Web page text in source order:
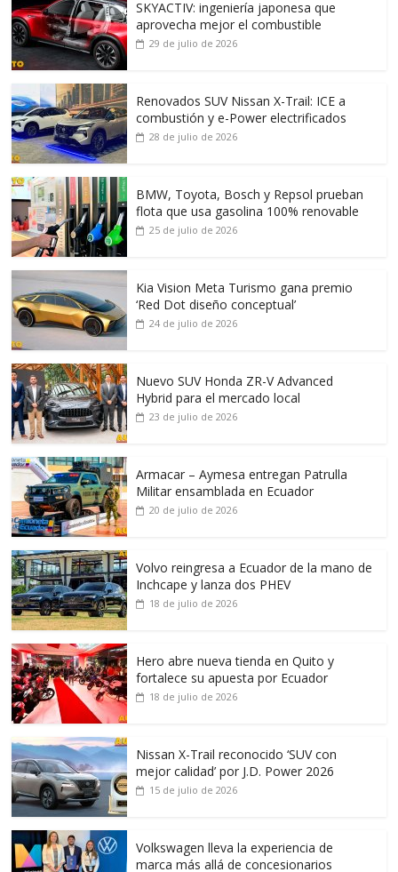
SKYACTIV: ingeniería japonesa que
aprovecha mejor el combustible
29 de julio de 2026
Renovados SUV Nissan X-Trail: ICE a
combustión y e-Power electrificados
28 de julio de 2026
BMW, Toyota, Bosch y Repsol prueban
flota que usa gasolina 100% renovable
25 de julio de 2026
Kia Vision Meta Turismo gana premio
‘Red Dot diseño conceptual’
24 de julio de 2026
Nuevo SUV Honda ZR-V Advanced
Hybrid para el mercado local
23 de julio de 2026
Armacar – Aymesa entregan Patrulla
Militar ensamblada en Ecuador
20 de julio de 2026
Volvo reingresa a Ecuador de la mano de
Inchcape y lanza dos PHEV
18 de julio de 2026
Hero abre nueva tienda en Quito y
fortalece su apuesta por Ecuador
18 de julio de 2026
Nissan X-Trail reconocido ‘SUV con
mejor calidad’ por J.D. Power 2026
15 de julio de 2026
Volkswagen lleva la experiencia de
marca más allá de concesionarios